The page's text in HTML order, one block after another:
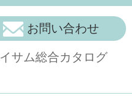
お問い合わせ
イサム総合カタログ